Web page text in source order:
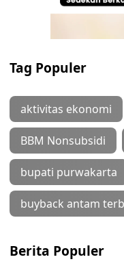
Tag Populer
aktivitas ekonomi
BBM Nonsubsidi
bupati purwakarta
buyback antam
Berita Populer